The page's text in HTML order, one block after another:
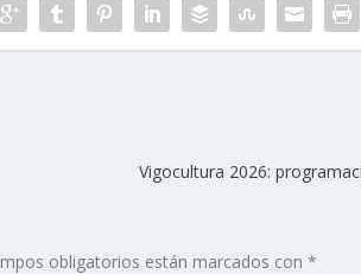
Vigocultura 2026:
obligatorios están marcados con*